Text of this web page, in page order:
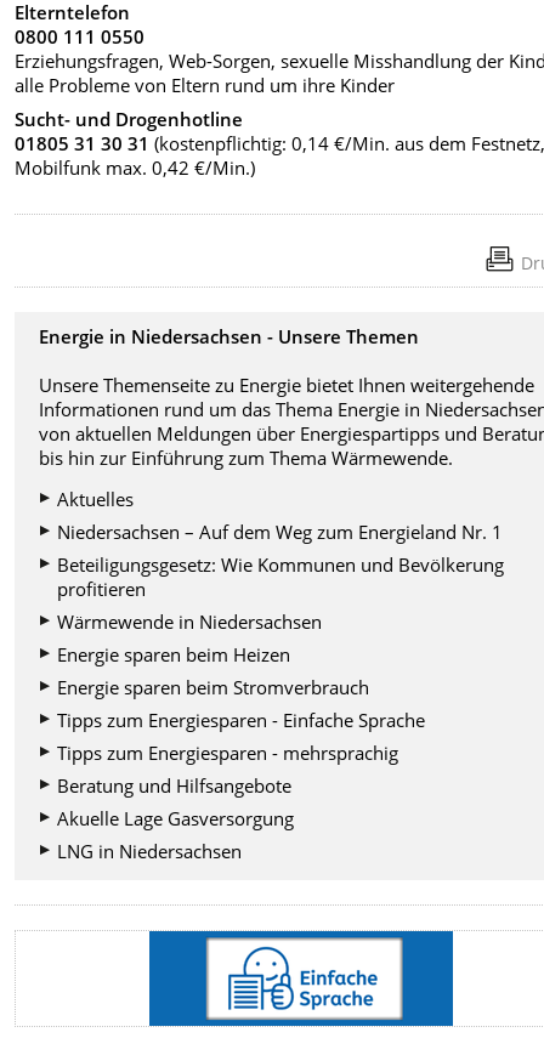
Elterntelefon
0800 111 0550
Erziehungsfragen, Web-Sorgen, sexuelle Misshandlung der
alle Probleme von Eltern rund um ihre Kinder
Sucht- und Drogenhotline
01805 31 30 31 (kostenpflichtig: 0,14 €/Min. aus dem
Mobilfunk max. 0,42 €/Min.)
Energie in Niedersachsen - Unsere Themen
Unsere Themenseite zu Energie bietet Ihnen weitergehende
Informationen rund um das Thema Energie in
von aktuellen Meldungen über Energiespartipps und
bis hin zur Einführung zum Thema Wärmewende.
Aktuelles
Niedersachsen – Auf dem Weg zum Energieland Nr. 1
Beteiligungsgesetz: Wie Kommunen und Bevölkerung
profitieren
Wärmewende in Niedersachsen
Energie sparen beim Heizen
Energie sparen beim Stromverbrauch
Tipps zum Energiesparen - Einfache Sprache
Tipps zum Energiesparen - mehrsprachig
Beratung und Hilfsangebote
Akuelle Lage Gasversorgung
LNG in Niedersachsen